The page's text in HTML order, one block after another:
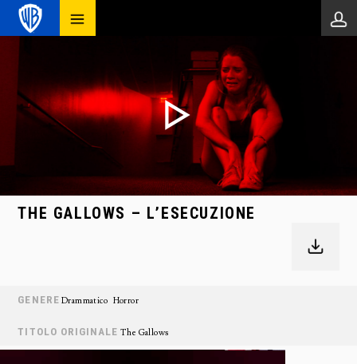
THE GALLOWS – L’ESECUZIONE
GENERE Drammatico Horror
TITOLO ORIGINALE The Gallows